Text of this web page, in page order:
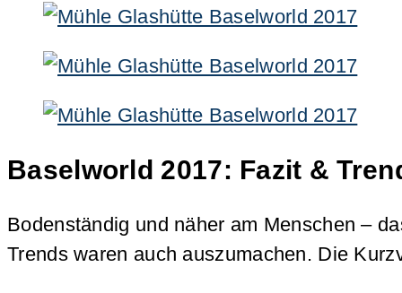
Baselworld 2017: Fazit &
Bodenständig und näher am Menschen –
Trends waren auch auszumachen. Die